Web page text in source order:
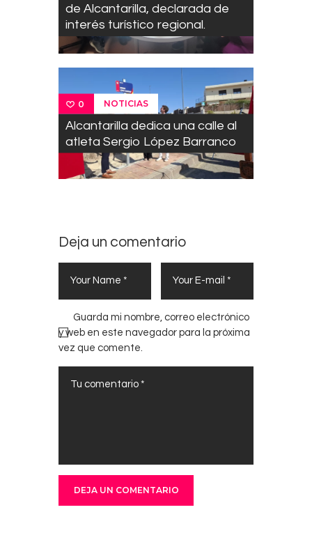
de Alcantarilla, declarada de
interés turístico regional.
0 NOTICIAS
Alcantarilla dedica una calle al
atleta Sergio López Barranco
Deja un comentario
Guarda mi nombre, correo electrónico
y web en este navegador para la próxima
vez que comente.